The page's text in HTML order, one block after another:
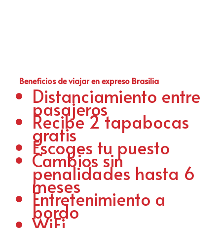
Beneficios de viajar en expreso Brasilia
Distanciamiento entre
pasajeros
Recibe 2 tapabocas
gratis
Escoges tu puesto
Cambios sin
penalidades hasta 6
meses
Entretenimiento a
bordo